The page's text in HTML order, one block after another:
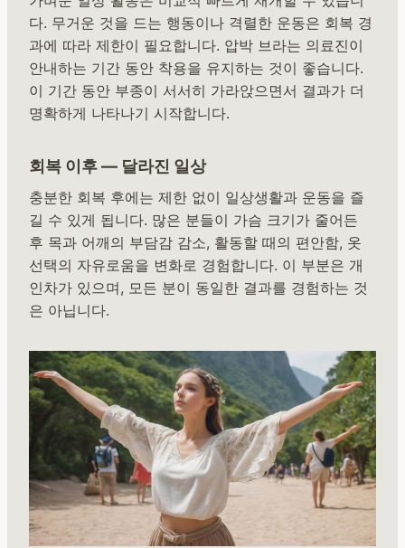
다. 무거운 것을 드는 행동이나 격렬한 운동은 회복 경
과에 따라 제한이 필요합니다. 압박 브라는 의료진이
안내하는 기간 동안 착용을 유지하는 것이 좋습니다.
이 기간 동안 부종이 서서히 가라앉으면서 결과가 더
명확하게 나타나기 시작합니다.
회복 이후 — 달라진 일상
충분한 회복 후에는 제한 없이 일상생활과 운동을 즐
길 수 있게 됩니다. 많은 분들이 가슴 크기가 줄어든
후 목과 어깨의 부담감 감소, 활동할 때의 편안함, 옷
선택의 자유로움을 변화로 경험합니다. 이 부분은 개
인차가 있으며, 모든 분이 동일한 결과를 경험하는 것
은 아닙니다.